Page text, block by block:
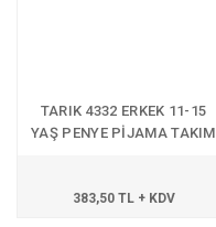
TARIK 4332 ERKEK 11-15
YAŞ PENYE PİJAMA TAKIM
383,50 TL + KDV